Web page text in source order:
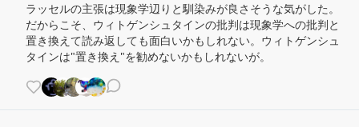
ラッセルの主張は現象学辺りと馴染みが良さそうな気がした。
だからこそ、ウィトゲンシュタインの批判は現象学への批判と
置き換えて読み返しても面白いかもしれない。ウィトゲンシュ
タインは"置き換え"を勧めないかもしれないが。